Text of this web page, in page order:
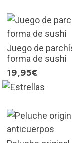
Juego de
forma de sushi
19,95€